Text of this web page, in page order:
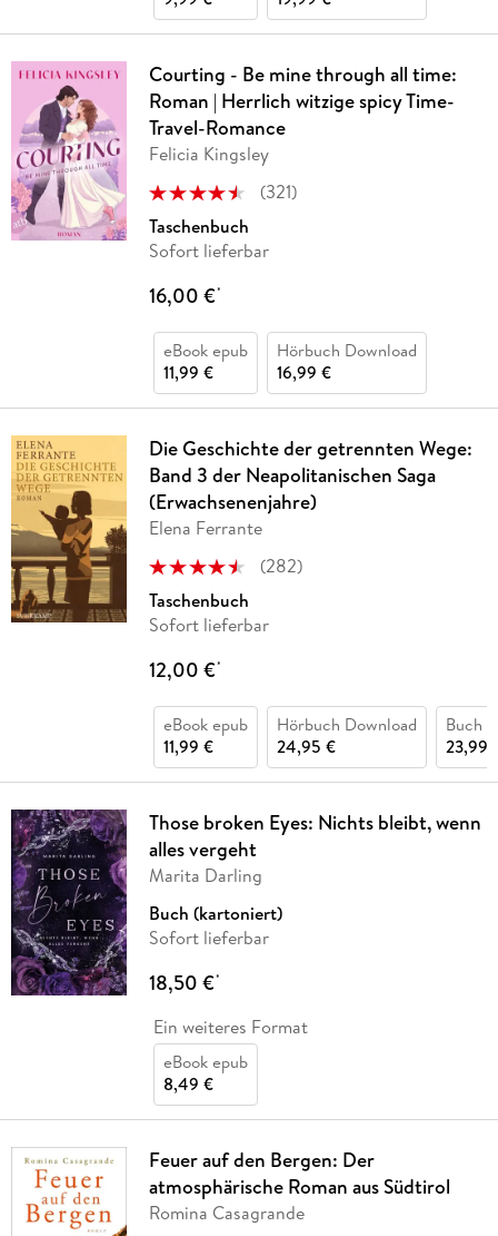
Courting - Be mine through all time:
Roman | Herrlich witzige spicy Time-
Travel-Romance
Felicia Kingsley
(321)
Taschenbuch
Sofort lieferbar
16,00 €*
eBook epub
11,99 €
Hörbuch Download
16,99 €
Die Geschichte der getrennten Wege:
Band 3 der Neapolitanischen Saga
(Erwachsenenjahre)
Elena Ferrante
(282)
Taschenbuch
Sofort lieferbar
12,00 €*
eBook epub
11,99 €
Hörbuch Download
24,95 €
Buch
23,99
Those broken Eyes: Nichts bleibt, wenn
alles vergeht
Marita Darling
Buch (kartoniert)
Sofort lieferbar
18,50 €*
Ein weiteres Format
eBook epub
8,49 €
Feuer auf den Bergen: Der
atmosphärische Roman aus Südtirol
Romina Casagrande